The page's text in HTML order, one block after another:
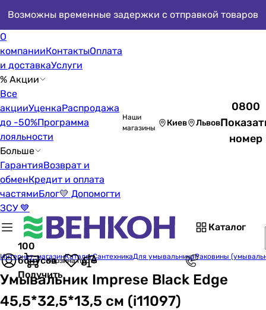
Возможны временные задержки с отправкой товаров
О
компанииКонтактыОплата
и доставкаУслуги
% Акции
Все
акцииУценкаРаспродажа
до -50%Программа
лояльности
Больше
ГарантияВозврат и
обменКредит и оплата
частямиБлог💛 Допомогти
ЗСУ 💙
Наши
магазины
Киев Львов
0800
номер
Каталог
100
бонусов
Получить
Корзина пуста
Интернет-магазинКаталогСантехникаДля умывальникаРаковины
Умывальник Imprese Black Edge
45,5*32,5*13,5 см (i11097)